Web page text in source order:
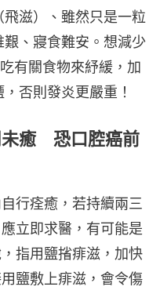
滋）、雖然只是一粒
、寢食難安。想減少
有關食物來紓緩，加
否則發炎更嚴重！
未癒 恐口腔癌前
行痊癒，若持續兩三
立即求醫，有可能是
指用鹽㨘痱滋，加快
鹽敷上痱滋，會令傷